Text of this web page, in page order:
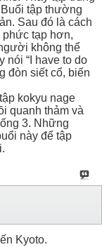
tập thường
Sau đó là cách
phức tạp hơn,
không thể
nói “I have to do
đòn siết cổ, biến
kokyu nage
quanh thảm và
3. Những
này để tập
Kyoto.